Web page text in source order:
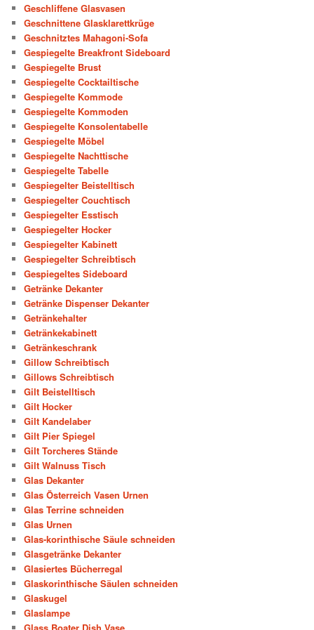
Geschliffene Glasvasen
Geschnittene Glasklarettkrüge
Geschnitztes Mahagoni-Sofa
Gespiegelte Breakfront Sideboard
Gespiegelte Brust
Gespiegelte Cocktailtische
Gespiegelte Kommode
Gespiegelte Kommoden
Gespiegelte Konsolentabelle
Gespiegelte Möbel
Gespiegelte Nachttische
Gespiegelte Tabelle
Gespiegelter Beistelltisch
Gespiegelter Couchtisch
Gespiegelter Esstisch
Gespiegelter Hocker
Gespiegelter Kabinett
Gespiegelter Schreibtisch
Gespiegeltes Sideboard
Getränke Dekanter
Getränke Dispenser Dekanter
Getränkehalter
Getränkekabinett
Getränkeschrank
Gillow Schreibtisch
Gillows Schreibtisch
Gilt Beistelltisch
Gilt Hocker
Gilt Kandelaber
Gilt Pier Spiegel
Gilt Torcheres Stände
Gilt Walnuss Tisch
Glas Dekanter
Glas Österreich Vasen Urnen
Glas Terrine schneiden
Glas Urnen
Glas-korinthische Säule schneiden
Glasgetränke Dekanter
Glasiertes Bücherregal
Glaskorinthische Säulen schneiden
Glaskugel
Glaslampe